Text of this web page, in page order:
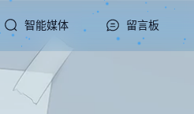
智能媒体 留言板